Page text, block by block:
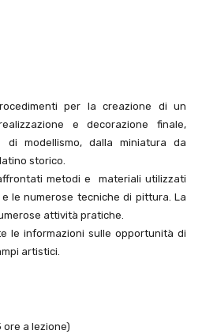
per la creazione di un
e decorazione finale,
modellismo, dalla miniatura da
storico.
metodi e materiali utilizzati
le numerose tecniche di pittura. La
attività pratiche.
le informazioni sulle opportunità di
artistici.
ore a lezione)